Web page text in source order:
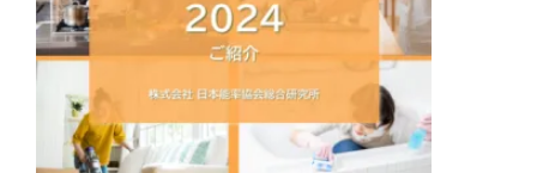
PERSON
CONTACT